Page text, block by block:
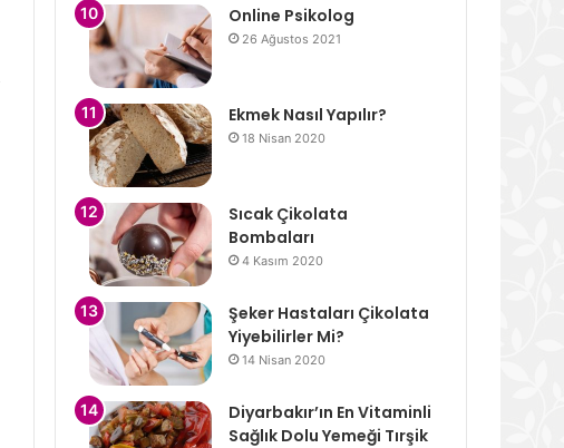
Online Psikolog
26 Ağustos 2021
Ekmek Nasıl Yapılır?
18 Nisan 2020
Sıcak Çikolata
Bombaları
4 Kasım 2020
Şeker Hastaları Çikolata
Yiyebilirler Mi?
14 Nisan 2020
Diyarbakır’ın En Vitaminli
Sağlık Dolu Yemeği Tırşik